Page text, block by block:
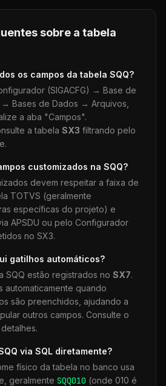
sobre a tabela
os campos da tabela SQQ?
(SIGACFG) → Base de
Bases de Dados → Arquivos,
a aba "Campos".
a tabela SX3 filtrando pelo
customizados na SQQ?
devem respeitar a faixa de
TOTVS (geralmente
específicas do projeto) e
APSDU ou pelo Configurador
no SX3.
gatilhos automáticos?
SQQ estão registrados no SX7.
automaticamente quando
são preenchidos, ajudando a
outros campos. Consulte o
via SQL diretamente?
físico da tabela no banco usa
geralmente SQQ010 (onde 010 é